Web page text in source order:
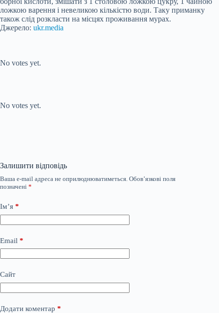
ложкою варення і невеликою кількістю води. Таку приманку
також слід розкласти на місцях проживання мурах.
Джерело: ukr.media
No votes yet.
No votes yet.
Залишити відповідь
Ваша e-mail адреса не оприлюднюватиметься. Обов’язкові поля
позначені *
Ім’я *
Email *
Сайт
Додати коментар *